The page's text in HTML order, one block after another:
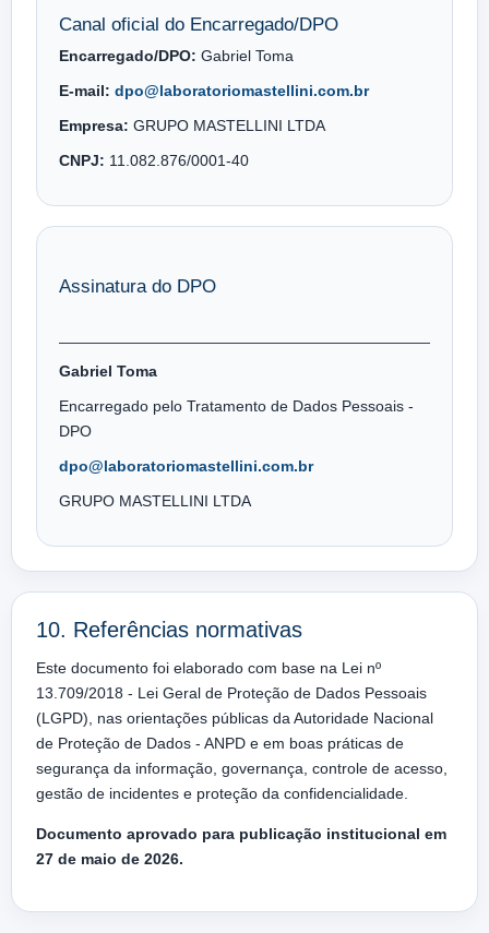
Canal oficial do Encarregado/DPO
Encarregado/DPO: Gabriel Toma
E-mail: dpo@laboratoriomastellini.com.br
Empresa: GRUPO MASTELLINI LTDA
CNPJ: 11.082.876/0001-40
Assinatura do DPO
Gabriel Toma
Encarregado pelo Tratamento de Dados Pessoais -
DPO
dpo@laboratoriomastellini.com.br
GRUPO MASTELLINI LTDA
10. Referências normativas
Este documento foi elaborado com base na Lei nº
13.709/2018 - Lei Geral de Proteção de Dados Pessoais
(LGPD), nas orientações públicas da Autoridade Nacional
de Proteção de Dados - ANPD e em boas práticas de
segurança da informação, governança, controle de acesso,
gestão de incidentes e proteção da confidencialidade.
Documento aprovado para publicação institucional em
27 de maio de 2026.